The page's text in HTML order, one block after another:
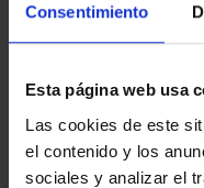
Consentimiento
Esta página web usa
Las cookies de este
el contenido y los
sociales y analizar el
Sólo para usuarios
registrados